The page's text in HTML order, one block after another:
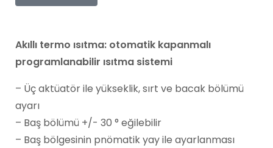
Akıllı termo ısıtma: otomatik kapanmalı
programlanabilir ısıtma sistemi
– Üç aktüatör ile yükseklik, sırt ve bacak bölümü
ayarı
– Baş bölümü +/- 30 ° eğilebilir
– Baş bölgesinin pnömatik yay ile ayarlanması